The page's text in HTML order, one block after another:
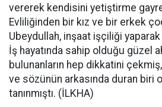
vererek kendisini yetiştirme
Evliliğinden bir kız ve bir erkek
Ubeydullah, inşaat işçiliği
İş hayatında sahip olduğu güzel
bulunanların hep dikkatini
ve sözünün arkasında duran biri
tanınmıştı. (İLKHA)